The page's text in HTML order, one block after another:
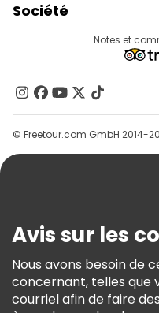
Connexion Du Fournisseur
Programme D’affiliation
Société
Contactez-Nous
Groupes
Aide
Conditions Générales Et
Politique En Matière De
Freetour Prix
Notes et
© Freetour.com GmbH 2014-
Avis sur les
Nous avons besoin de
concernant, telles que
courriel afin de faire